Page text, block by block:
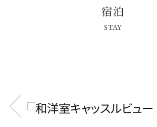
宿泊
STAY